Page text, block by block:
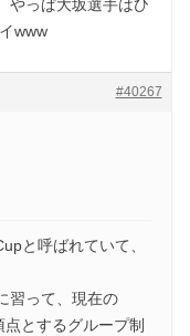
やっぱ大坂選手はひ
www
#40267
と呼ばれていて、
習って、現在の
とするグループ制